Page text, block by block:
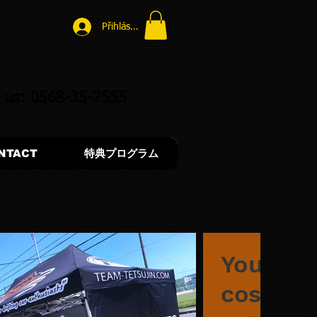
Přihlásit se
特典プログラム
You
cost,